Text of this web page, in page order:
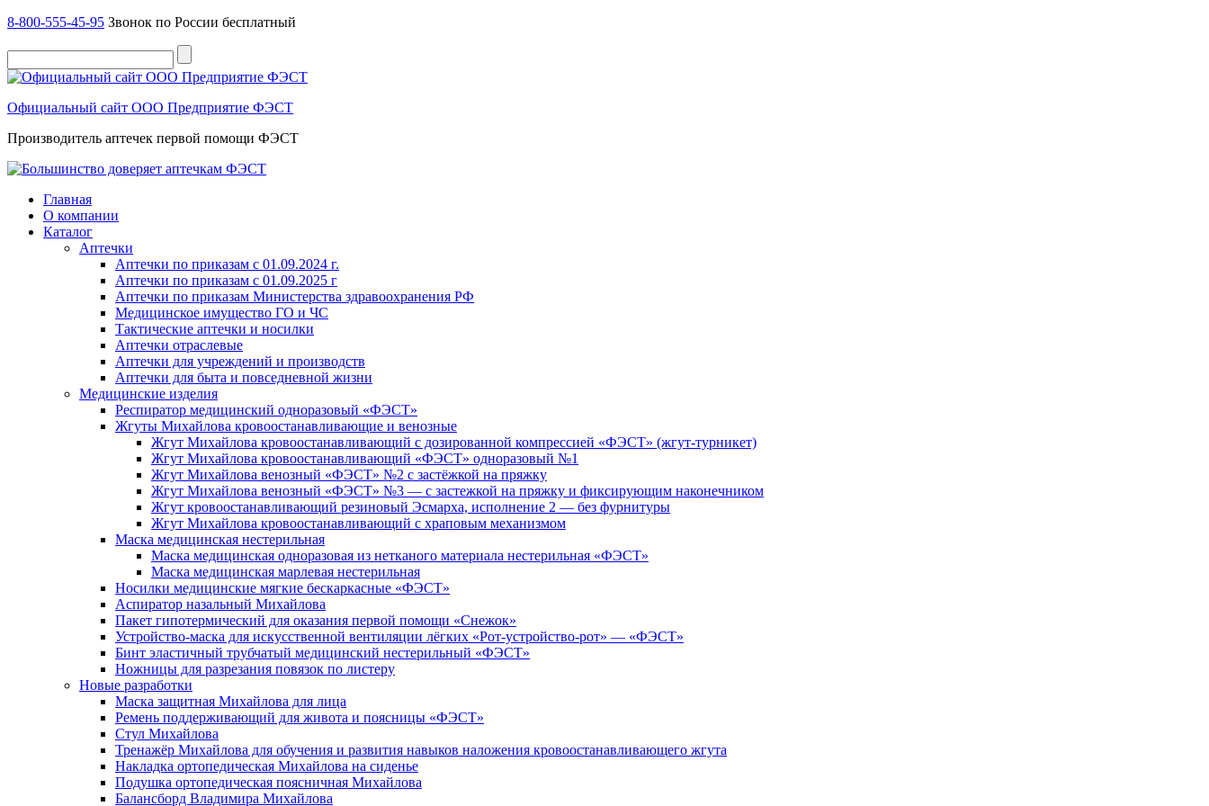
8-800-555-45-95 Звонок по России бесплатный
Официальный сайт ООО Предприятие ФЭСТ
Производитель аптечек первой помощи ФЭСТ
Главная
О компании
Каталог
Аптечки
Аптечки по приказам с 01.09.2024 г.
Аптечки по приказам с 01.09.2025 г
Аптечки по приказам Министерства здравоохранения РФ
Медицинское имущество ГО и ЧС
Тактические аптечки и носилки
Аптечки отраслевые
Аптечки для учреждений и производств
Аптечки для быта и повседневной жизни
Медицинские изделия
Респиратор медицинский одноразовый «ФЭСТ»
Жгуты Михайлова кровоостанавливающие и венозные
Жгут Михайлова кровоостанавливающий с дозированной компрессией «ФЭСТ» (жгут-турникет)
Жгут Михайлова кровоостанавливающий «ФЭСТ» одноразовый №1
Жгут Михайлова венозный «ФЭСТ» №2 с застёжкой на пряжку
Жгут Михайлова венозный «ФЭСТ» №3 — с застежкой на пряжку и фиксирующим наконечником
Жгут кровоостанавливающий резиновый Эсмарха, исполнение 2 — без фурнитуры
Жгут Михайлова кровоостанавливающий с храповым механизмом
Маска медицинская нестерильная
Маска медицинская одноразовая из нетканого материала нестерильная «ФЭСТ»
Маска медицинская марлевая нестерильная
Носилки медицинские мягкие бескаркасные «ФЭСТ»
Аспиратор назальный Михайлова
Пакет гипотермический для оказания первой помощи «Снежок»
Устройство-маска для искусственной вентиляции лёгких «Рот-устройство-рот» — «ФЭСТ»
Бинт эластичный трубчатый медицинский нестерильный «ФЭСТ»
Ножницы для разрезания повязок по листеру
Новые разработки
Маска защитная Михайлова для лица
Ремень поддерживающий для живота и поясницы «ФЭСТ»
Стул Михайлова
Тренажёр Михайлова для обучения и развития навыков наложения кровоостанавливающего жгута
Накладка ортопедическая Михайлова на сиденье
Подушка ортопедическая поясничная Михайлова
Балансборд Владимира Михайлова